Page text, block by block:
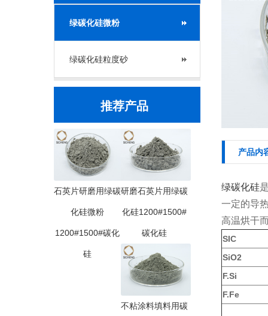
绿碳化硅微粉
绿碳化硅粒度砂
推荐产品
石英片研磨用绿碳
化硅微粉
1200#1500#碳化
硅
研磨石英片用绿碳
化硅1200#1500#
碳化硅
不粘涂料填料用碳
产品内
绿碳化硅
一定的导
高温烘干
SIC
SiO2
F.Si
F.Fe